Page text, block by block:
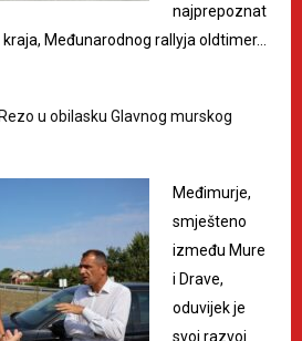
najprepoznat
Međunarodnog rallyja oldtimer…
u obilasku Glavnog murskog
Međimurje,
smješteno
između Mure
i Drave,
oduvijek je
svoj razvoj